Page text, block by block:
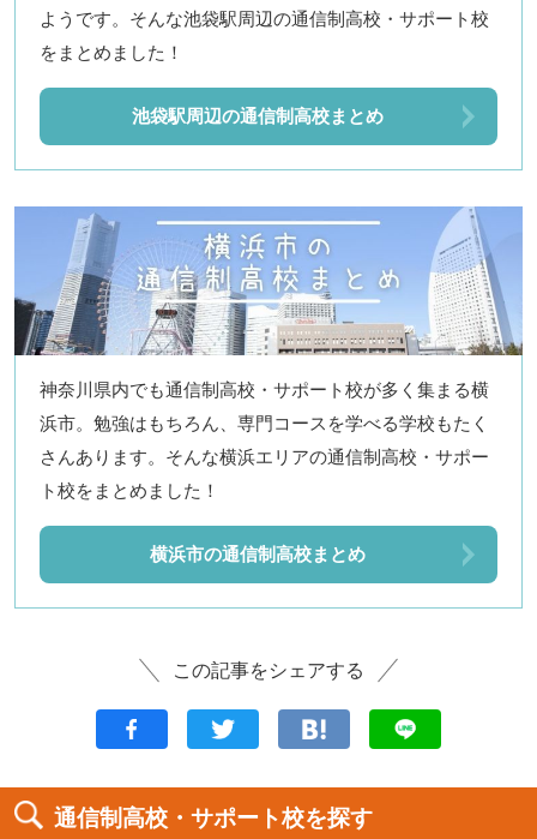
ようです。そんな池袋駅周辺の通信制高校・サポート校
をまとめました！
池袋駅周辺の通信制高校まとめ
神奈川県内でも通信制高校・サポート校が多く集まる横
浜市。勉強はもちろん、専門コースを学べる学校もたく
さんあります。そんな横浜エリアの通信制高校・サポー
ト校をまとめました！
横浜市の通信制高校まとめ
この記事をシェアする
通信制高校・サポート校を探す